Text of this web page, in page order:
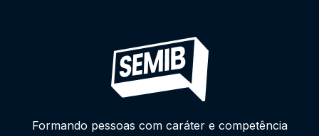
Formando pessoas com caráter e competência